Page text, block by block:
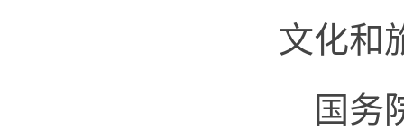
文化
国